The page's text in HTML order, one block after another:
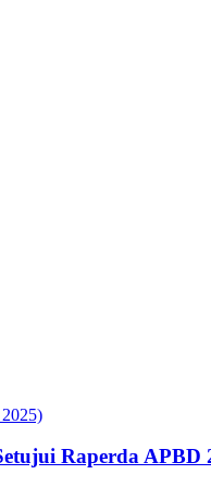
Raperda APBD